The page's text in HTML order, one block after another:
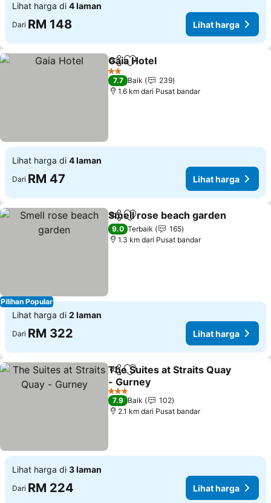
Lihat harga di 4 laman
Dari RM 148 Lihat harga
KongsiTambah ke favorit
Gaia Hotel
2 Bintang
7.7 Baik
239
1.6 km dari Pusat bandar
Lihat harga di 4 laman
Dari RM 47 Lihat harga
Pilihan Popular
KongsiTambah ke favorit
Smell rose beach garden
9.0 Terbaik
165
1.3 km dari Pusat bandar
Lihat harga di 2 laman
Dari RM 322 Lihat harga
KongsiTambah ke favorit
The Suites at Straits Quay
- Gurney
Lihat harga
3 Bintang
7.9 Baik
102
2.1 km dari Pusat bandar
Lihat harga di 3 laman
Dari RM 224 Lihat harga